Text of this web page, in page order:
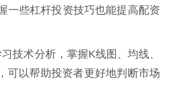
一些杠杆投资技巧也能提高配资
技术分析，掌握K线图、均线、
可以帮助投资者更好地判断市场